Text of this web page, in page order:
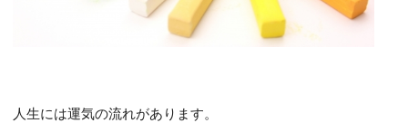
人生には運気の流れがあります。